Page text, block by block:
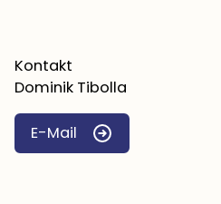
Kontakt
Dominik Tibolla
E-Mail